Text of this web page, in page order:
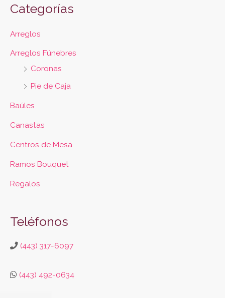
Categorías
Arreglos
Arreglos Fúnebres
Coronas
Pie de Caja
Baúles
Canastas
Centros de Mesa
Ramos Bouquet
Regalos
Teléfonos
(443) 317-6097
(443) 492-0634